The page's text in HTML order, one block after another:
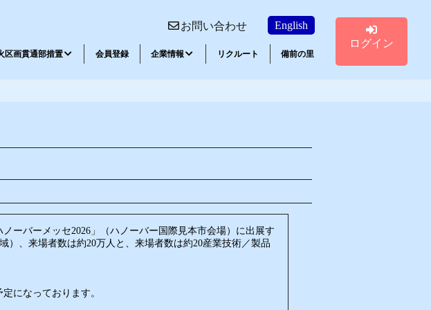
お問い合わせ English
鉄道車両パテ エポキシ系接着剤
弾性パテ・特殊品
区画貫通部措置 会員登録 企業情報 リクルート 備前の里
ログイン
ーバーメッセ2026」（ハノーバー国際見本市会場）に出展す
）、来場者数は約20万人と、来場者数は約20産業技術／製品
になっております。